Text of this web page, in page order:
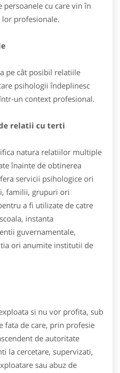
cu care vin în
profesionale.
pe cât posibil relatiile
psihologii îndeplinesc
un context profesional.
relatii cu terti
natura relatiilor multiple
înainte de obtinerea
servicii psihologice ori
familii, grupuri ori
a fi utilizate de catre
instanta
guvernamentale,
ori anumite institutii de
si nu vor profita, sub
fata de care, prin profesie
de autoritate
la cercetare, supervizati,
sau abuz de